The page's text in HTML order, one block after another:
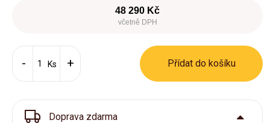
48 290 Kč
včetně DPH
Ks Přídat do košíku
Doprava zdarma